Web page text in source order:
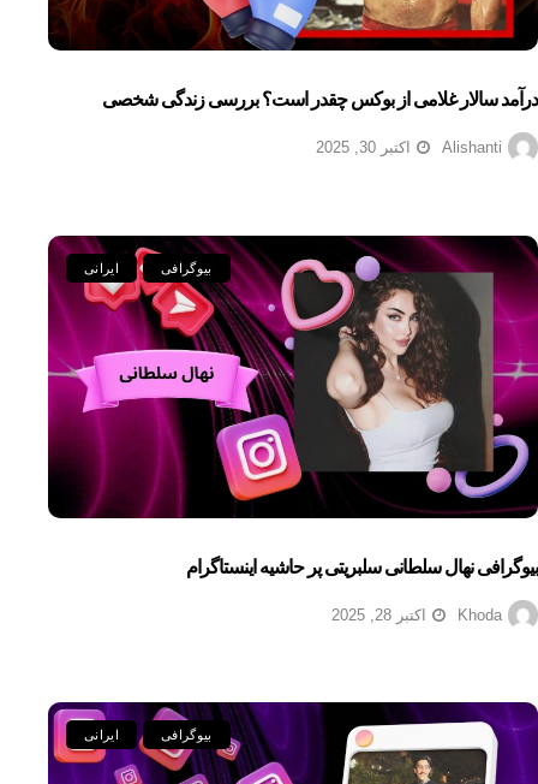
درآمد سالار غلامی از بوکس چقدر است؟ بررسی زندگی شخصی
Alishanti اکتبر 30, 2025
ایرانی بیوگرافی
بیوگرافی نهال سلطانی سلبریتی پر حاشیه اینستاگرام
Khoda اکتبر 28, 2025
ایرانی بیوگرافی